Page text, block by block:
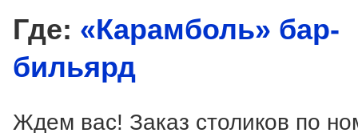
Где: «Карамболь» бар-
бильярд
Ждем вас! Заказ столиков по